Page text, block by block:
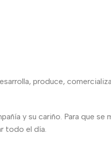
produce,
y su cariño. Para que
todo el día.